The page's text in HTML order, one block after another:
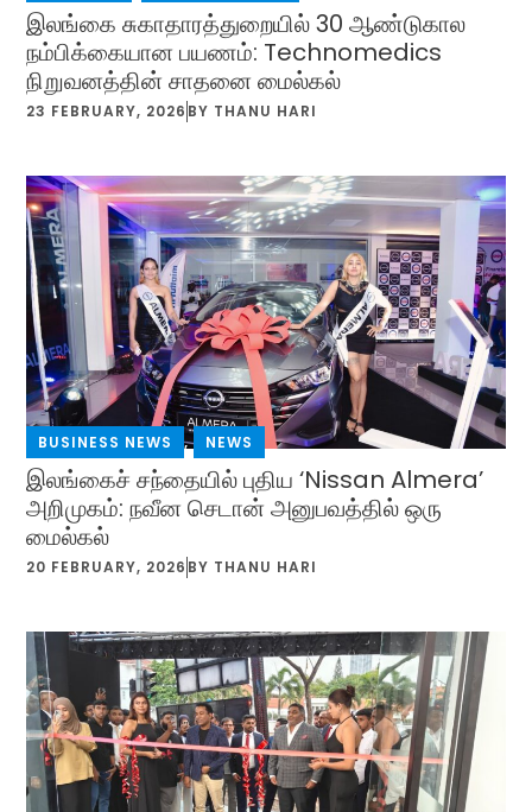
இலங்கை சுகாதாரத்துறையில் 30 ஆண்டுகால
நம்பிக்கையான பயணம்: Technomedics
நிறுவனத்தின் சாதனை மைல்கல்
23 FEBRUARY, 2026 BY THANU HARI
BUSINESS NEWS , NEWS
இலங்கைச் சந்தையில் புதிய ‘Nissan Almera’
அறிமுகம்: நவீன செடான் அனுபவத்தில் ஒரு
மைல்கல்
20 FEBRUARY, 2026 BY THANU HARI